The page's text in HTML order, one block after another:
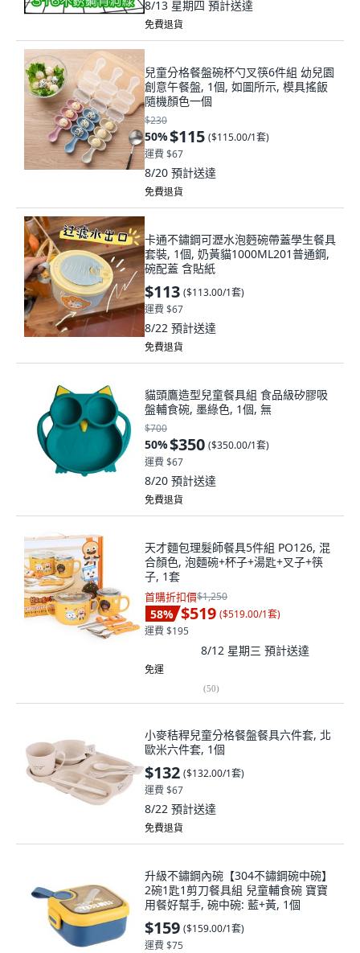
8/13 星期四 預計送達
免費退貨
兒童分格餐盤碗杯勺叉筷6件組 幼兒園
創意午餐盤, 1個, 如圖所示, 模具搖飯
隨機顏色一個
$230
50%$115 ($115.00/1套)
運費 $67
8/20 預計送達
免費退貨
卡通不鏽鋼可瀝水泡麪碗帶蓋學生餐具
套裝, 1個, 奶黃貓1000ML201普通鋼,
碗配蓋 含貼紙
$113 ($113.00/1套)
運費 $67
8/22 預計送達
免費退貨
貓頭鷹造型兒童餐具組 食品級矽膠吸
盤輔食碗, 墨綠色, 1個, 無
$700
50%$350 ($350.00/1套)
運費 $67
8/20 預計送達
免費退貨
天才麵包理髮師餐具5件組 PO126, 混
合顏色, 泡麵碗+杯子+湯匙+叉子+筷
子, 1套
首購折扣價$1,250
58% $519 ($519.00/1套)
運費 $195
8/12 星期三 預計送達
免運
(50)
小麥秸稈兒童分格餐盤餐具六件套, 北
歐米六件套, 1個
$132 ($132.00/1套)
運費 $67
8/22 預計送達
免費退貨
升級不鏽鋼內碗【304不鏽鋼碗中碗】
2碗1匙1剪刀餐具組 兒童輔食碗 寶寶
用餐好幫手, 碗中碗: 藍+黃, 1個
$159 ($159.00/1套)
運費 $75